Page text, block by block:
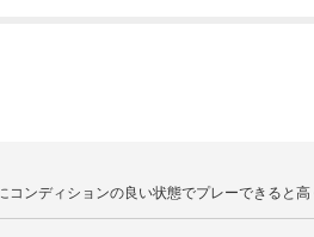
ンディションの良い状態でプレーできると高